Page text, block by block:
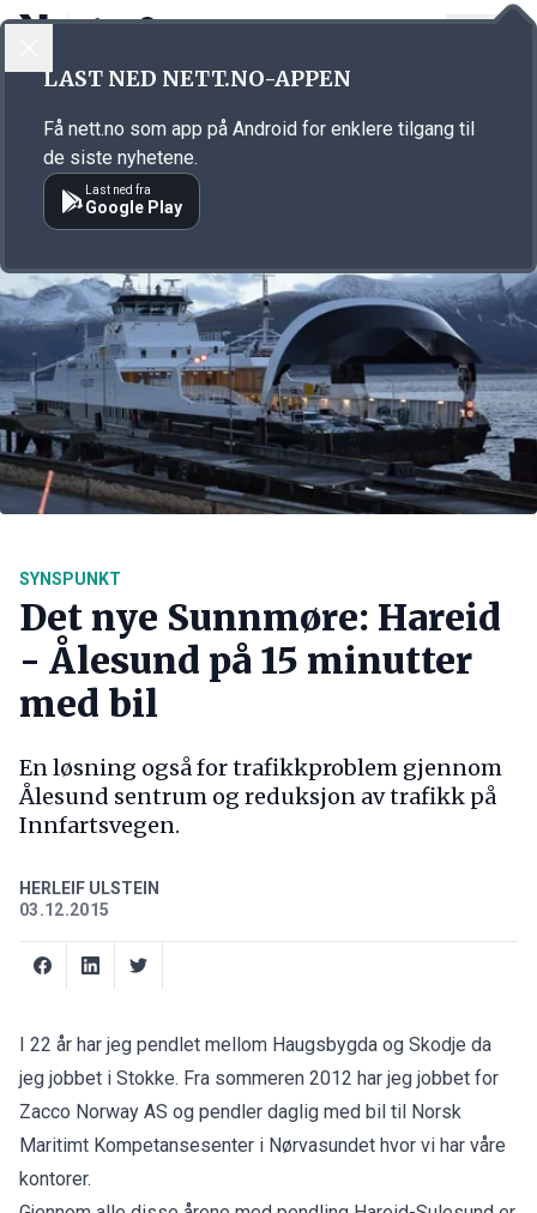
Annonsørinnhold
SYNSPUNKT
Det nye Sunnmøre: Hareid
- Ålesund på 15 minutter
med bil
En løsning også for trafikkproblem gjennom
Ålesund sentrum og reduksjon av trafikk på
Innfartsvegen.
HERLEIF ULSTEIN
03.12.2015
I 22 år har jeg pendlet mellom Haugsbygda og Skodje da
jeg jobbet i Stokke. Fra sommeren 2012 har jeg jobbet for
Zacco Norway AS og pendler daglig med bil til Norsk
Maritimt Kompetansesenter i Nørvasundet hvor vi har våre
kontorer.
LAST NED NETT.NO-APPEN
Få nett.no som app på Android for enklere tilgang til
de siste nyhetene.
Last ned fra
Google Play